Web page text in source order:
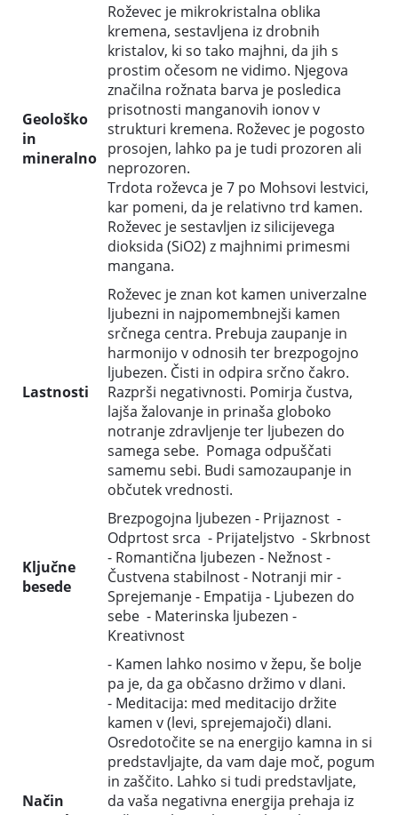
Geološko
in
mineralno
Roževec je mikrokristalna oblika
kremena, sestavljena iz drobnih
kristalov, ki so tako majhni, da jih s
prostim očesom ne vidimo. Njegova
značilna rožnata barva je posledica
prisotnosti manganovih ionov v
strukturi kremena. Roževec je pogosto
prosojen, lahko pa je tudi prozoren ali
neprozoren.
Trdota roževca je 7 po Mohsovi lestvici,
kar pomeni, da je relativno trd kamen.
Roževec je sestavljen iz silicijevega
dioksida (SiO2) z majhnimi primesmi
mangana.
Lastnosti
Roževec je znan kot kamen univerzalne
ljubezni in najpomembnejši kamen
srčnega centra. Prebuja zaupanje in
harmonijo v odnosih ter brezpogojno
ljubezen. Čisti in odpira srčno čakro.
Razprši negativnosti. Pomirja čustva,
lajša žalovanje in prinaša globoko
notranje zdravljenje ter ljubezen do
samega sebe. Pomaga odpuščati
samemu sebi. Budi samozaupanje in
občutek vrednosti.
Ključne
besede
Brezpogojna ljubezen - Prijaznost -
Odprtost srca - Prijateljstvo - Skrbnost
- Romantična ljubezen - Nežnost -
Čustvena stabilnost - Notranji mir -
Sprejemanje - Empatija - Ljubezen do
sebe - Materinska ljubezen -
Kreativnost
Način
- Kamen lahko nosimo v žepu, še bolje
pa je, da ga občasno držimo v dlani.
- Meditacija: med meditacijo držite
kamen v (levi, sprejemajoči) dlani.
Osredotočite se na energijo kamna in si
predstavljajte, da vam daje moč, pogum
in zaščito. Lahko si tudi predstavljate,
da vaša negativna energija prehaja iz